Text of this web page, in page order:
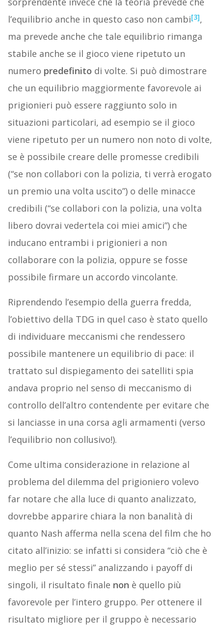
l’equilibrio anche in questo caso non cambi[3],
ma prevede anche che tale equilibrio rimanga
stabile anche se il gioco viene ripetuto un
numero predefinito di volte. Si può dimostrare
che un equilibrio maggiormente favorevole ai
prigionieri può essere raggiunto solo in
situazioni particolari, ad esempio se il gioco
viene ripetuto per un numero non noto di volte,
se è possibile creare delle promesse credibili
(“se non collabori con la polizia, ti verrà erogato
un premio una volta uscito”) o delle minacce
credibili (“se collabori con la polizia, una volta
libero dovrai vedertela coi miei amici”) che
inducano entrambi i prigionieri a non
collaborare con la polizia, oppure se fosse
possibile firmare un accordo vincolante.
Riprendendo l’esempio della guerra fredda,
l’obiettivo della TDG in quel caso è stato quello
di individuare meccanismi che rendessero
possibile mantenere un equilibrio di pace: il
trattato sul dispiegamento dei satelliti spia
andava proprio nel senso di meccanismo di
controllo dell’altro contendente per evitare che
si lanciasse in una corsa agli armamenti (verso
l’equilibrio non collusivo!).
Come ultima considerazione in relazione al
problema del dilemma del prigioniero volevo
far notare che alla luce di quanto analizzato,
dovrebbe apparire chiara la non banalità di
quanto Nash afferma nella scena del film che ho
citato all’inizio: se infatti si considera “ciò che è
meglio per sé stessi” analizzando i payoff di
singoli, il risultato finale non è quello più
favorevole per l’intero gruppo. Per ottenere il
risultato migliore per il gruppo è necessario